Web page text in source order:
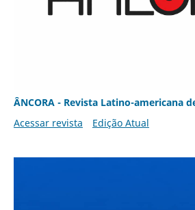
ÂNCORA - Revista Latino-americana
Acessar revista
Edição Atual